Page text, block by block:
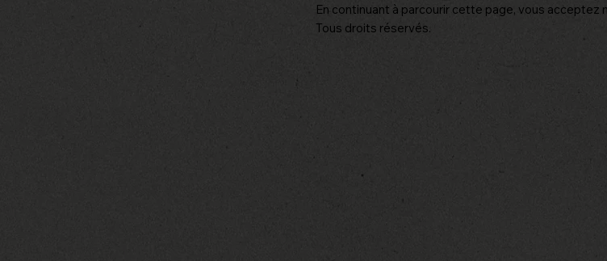
En continuant à parcourir cette page, vous acceptez
Tous droits réservés.